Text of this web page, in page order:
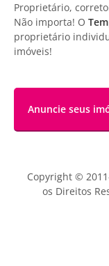
Proprietário,
Não importa! O
proprietário
imóveis!
Anuncie seus
Copyright ©
os Direitos